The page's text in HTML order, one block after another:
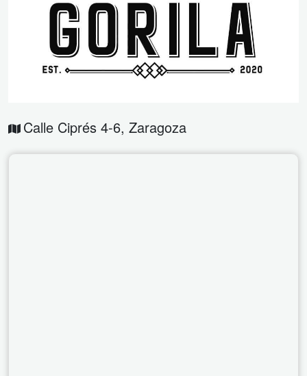
Calle Ciprés 4-6, Zaragoza